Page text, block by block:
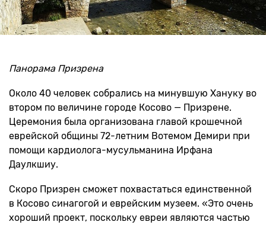
Панорама Призрена
Около 40 человек собрались на минувшую Хануку во
втором по величине городе Косово — Призрене.
Церемония была организована главой крошечной
еврейской общины 72-летним Вотемом Демири при
помощи кардиолога-мусульманина Ирфана
Даулкшиу.
Скоро Призрен сможет похвастаться единственной
в Косово синагогой и еврейским музеем. «Это очень
хороший проект, поскольку евреи являются частью